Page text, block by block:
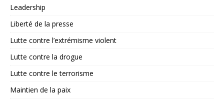
Leadership
Liberté de la presse
Lutte contre l’extrémisme violent
Lutte contre la drogue
Lutte contre le terrorisme
Maintien de la paix